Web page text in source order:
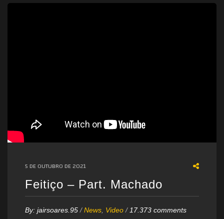
5 DE OUTUBRO DE 2021
Feitiço – Part. Machado
By: jairsoares.95 /News Video / 17.373 comments